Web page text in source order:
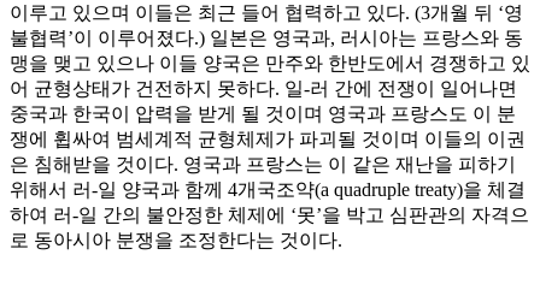
이루고 있으며 이들은 최근 들어 협력하고 있다. (3개월 뒤 ‘영
불협력’이 이루어졌다.) 일본은 영국과, 러시아는 프랑스와 동
맹을 맺고 있으나 이들 양국은 만주와 한반도에서 경쟁하고 있
어 균형상태가 건전하지 못하다. 일-러 간에 전쟁이 일어나면
중국과 한국이 압력을 받게 될 것이며 영국과 프랑스도 이 분
쟁에 휩싸여 범세계적 균형체제가 파괴될 것이며 이들의 이권
은 침해받을 것이다. 영국과 프랑스는 이 같은 재난을 피하기
위해서 러-일 양국과 함께 4개국조약(a quadruple treaty)을 체결
하여 러-일 간의 불안정한 체제에 ‘못’을 박고 심판관의 자격으
로 동아시아 분쟁을 조정한다는 것이다.